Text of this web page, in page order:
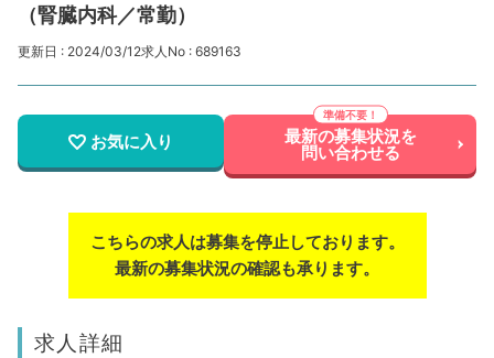
（腎臓内科／常勤）
更新日 : 2024/03/12求人No : 689163
お気に入り 最新の募集状況を
問い合わせる
こちらの求人は募集を停止しております。
最新の募集状況の確認も承ります。
求人詳細